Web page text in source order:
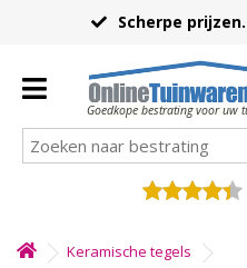
Scherpe prijzen.
Goedkope bestrating voor uw
Keramische tegels